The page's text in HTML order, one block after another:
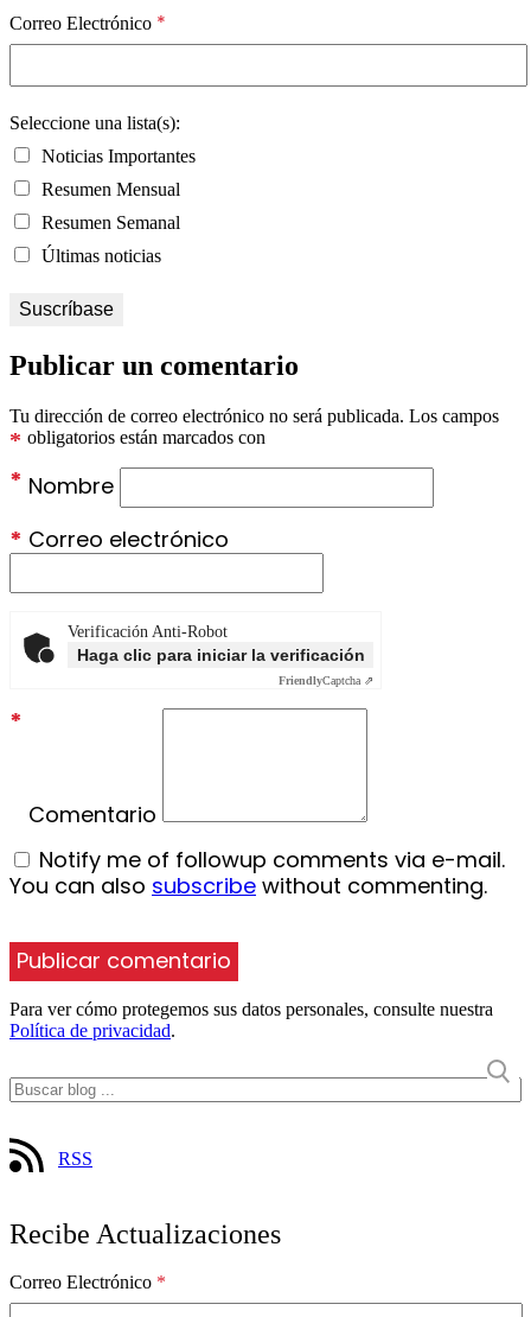
Correo Electrónico *
Seleccione una lista(s):
Noticias Importantes
Resumen Mensual
Resumen Semanal
Últimas noticias
Publicar un comentario
Tu dirección de correo electrónico no será publicada. Los campos
obligatorios están marcados con
*
Nombre
*
Correo electrónico
*
Verificación Anti-Robot
Haga clic para iniciar la verificación
FriendlyCaptcha ⇗
Comentario
*
Notify me of followup comments via e-mail.
You can also subscribe without commenting.
Para ver cómo protegemos sus datos personales, consulte nuestra
Política de privacidad.
RSS
Recibe Actualizaciones
Correo Electrónico *